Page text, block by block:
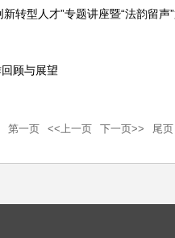
转型人才”专题讲座暨“法韵留声
顾与展望
第一页 <<上一页 下一页>> 尾页